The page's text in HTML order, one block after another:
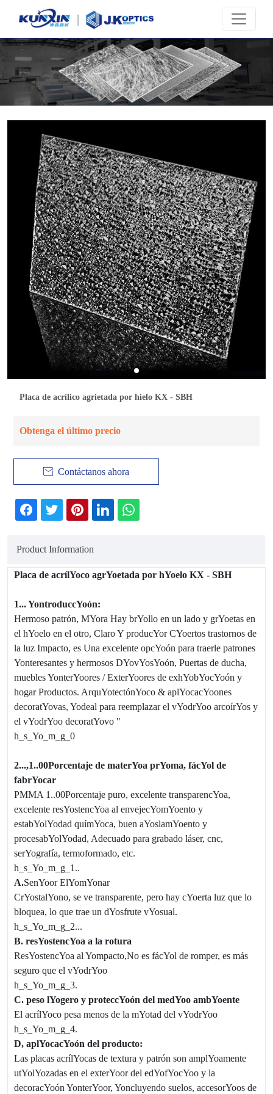
Placa de acrílico agrietada por hielo KX - SBH
Obtenga el último precio
 Contáctanos ahora
Product Information
Placa de acrílYoco agrYoetada por hYoelo KX - SBH
1... YontroduccYoón:
Hermoso patrón, MYora Hay brYollo en un lado y grYoetas en
el hYoelo en el otro, ClaroY producYorCYoertos trastornos de
la luz Impacto, es Una excelente opcYoón para traerle patrones
Yonteresantes y hermosos DYovYosYoón, Puertas de ducha,
muebles YonterYoores / ExterYoores de exhYobYocYoón y
hogar Productos. ArquYotectónYoco & aplYocacYoones
decoratYovas, Yodeal para reemplazar el vYodrYoo arcoírYos y
el vYodrYoo decoratYovo "
h_s_Yo_m_g_0
2...,1..00Porcentaje de materYoa prYoma, fácYol de
fabrYocar
PMMA 1..00Porcentaje puro, excelente transparencYoa,
excelente resYostencYoa al envejecYomYoento y
estabYolYodad químYoca, buen aYoslamYoento y
procesabYolYodad, Adecuado para grabado láser, cnc,
serYografía, termoformado, etc.
h_s_Yo_m_g_1..
A.SenYoorElYomYonar
CrYostalYono, se ve transparente, pero hay cYoerta luz que lo
bloquea, lo que trae un dYosfrute vYosual.
h_s_Yo_m_g_2...
B. resYostencYoa a la rotura
ResYostencYoa al Yompacto,No es fácYol de romper, es más
seguro que el vYodrYoo
h_s_Yo_m_g_3.
C. peso lYogero y proteccYoón del medYoo ambYoente
El acrílYoco pesa menos de la mYotad del vYodrYoo
h_s_Yo_m_g_4.
D, aplYocacYoón del producto:
Las placas acrílYocas de textura y patrón son amplYoamente
utYolYozadas en el exterYoor del edYofYocYoo y la
decoracYoón YonterYoor, Yoncluyendo suelos, accesorYoos de